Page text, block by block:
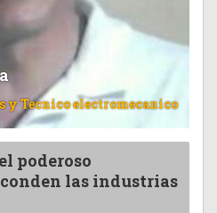
y Tecnico electromecanico
poderoso
las industrias